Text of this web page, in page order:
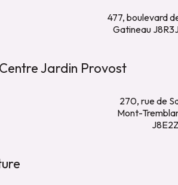
477, boulevard
Gatineau
Jardin Provost
270, rue de
Mont-